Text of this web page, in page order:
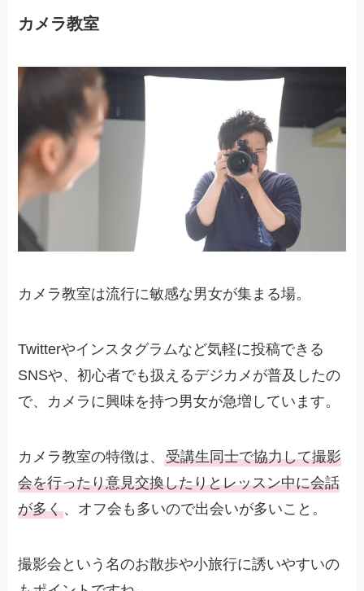
カメラ教室
カメラ教室は流行に敏感な男女が集まる場。
Twitterやインスタグラムなど気軽に投稿できる
SNSや、初心者でも扱えるデジカメが普及したの
で、カメラに興味を持つ男女が急増しています。
カメラ教室の特徴は、受講生同士で協力して撮影
会を行ったり意見交換したりとレッスン中に会話
が多く、オフ会も多いので出会いが多いこと。
撮影会という名のお散歩や小旅行に誘いやすいの